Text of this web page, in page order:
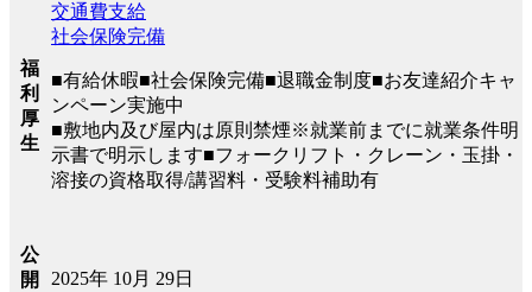
福
利
厚
生
交通費支給
社会保険完備
■有給休暇■社会保険完備■退職金制度■お友達紹介キャ
ンペーン実施中
■敷地内及び屋内は原則禁煙※就業前までに就業条件明
示書で明示します■フォークリフト・クレーン・玉掛・
溶接の資格取得/講習料・受験料補助有
公
開
2025年 10月 29日